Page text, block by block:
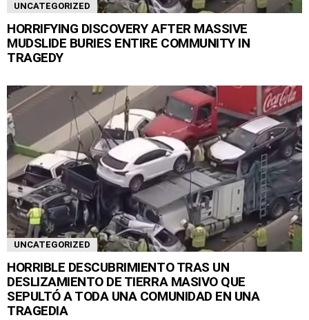
UNCATEGORIZED
HORRIFYING DISCOVERY AFTER MASSIVE
MUDSLIDE BURIES ENTIRE COMMUNITY IN
TRAGEDY
UNCATEGORIZED
HORRIBLE DESCUBRIMIENTO TRAS UN
DESLIZAMIENTO DE TIERRA MASIVO QUE
SEPULTÓ A TODA UNA COMUNIDAD EN UNA
TRAGEDIA